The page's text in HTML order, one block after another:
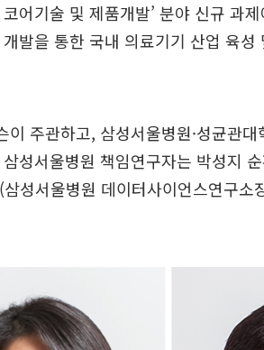
어기술 및 제품개발’ 분야 신규 과
발을 통한 국내 의료기기 산업 육
이 주관하고, 삼성서울병원·성균관
성서울병원 책임연구자는 박성지
성서울병원 데이터사이언스연구